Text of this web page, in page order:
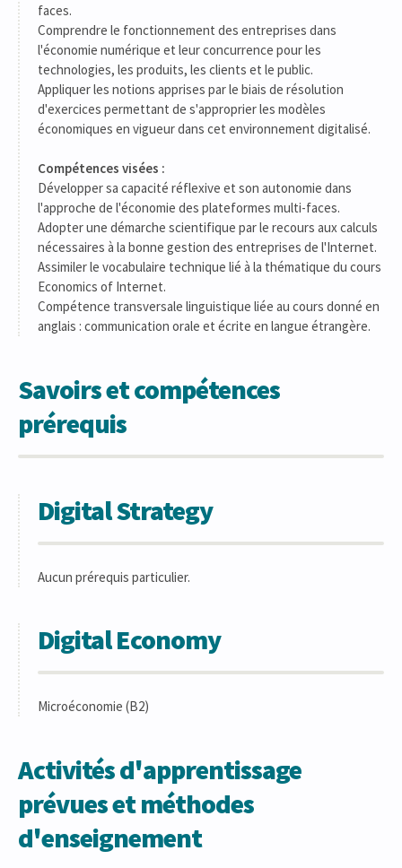
faces.
Comprendre le fonctionnement des entreprises dans
l'économie numérique et leur concurrence pour les
technologies, les produits, les clients et le public.
Appliquer les notions apprises par le biais de résolution
d'exercices permettant de s'approprier les modèles
économiques en vigueur dans cet environnement digitalisé.
Compétences visées :
Développer sa capacité réflexive et son autonomie dans
l'approche de l'économie des plateformes multi-faces.
Adopter une démarche scientifique par le recours aux calculs
nécessaires à la bonne gestion des entreprises de l'Internet.
Assimiler le vocabulaire technique lié à la thématique du cours
Economics of Internet.
Compétence transversale linguistique liée au cours donné en
anglais : communication orale et écrite en langue étrangère.
Savoirs et compétences
prérequis
Digital Strategy
Aucun prérequis particulier.
Digital Economy
Microéconomie (B2)
Activités d'apprentissage
prévues et méthodes
d'enseignement